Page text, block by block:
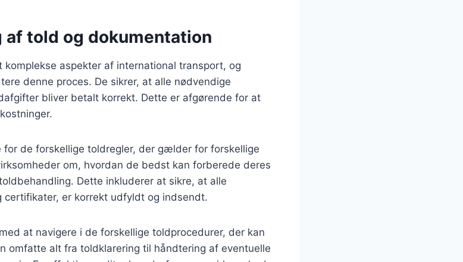
told og dokumentation
aspekter af international transport, og
denne proces. De sikrer, at alle nødvendige
bliver betalt korrekt. Dette er afgørende for at
de forskellige toldregler, der gælder for forskellige
om, hvordan de bedst kan forberede deres
Dette inkluderer at sikre, at alle
certifikater, er korrekt udfyldt og indsendt.
at navigere i de forskellige toldprocedurer, der kan
omfatte alt fra toldklarering til håndtering af eventuelle